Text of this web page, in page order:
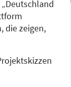
die zeigen,